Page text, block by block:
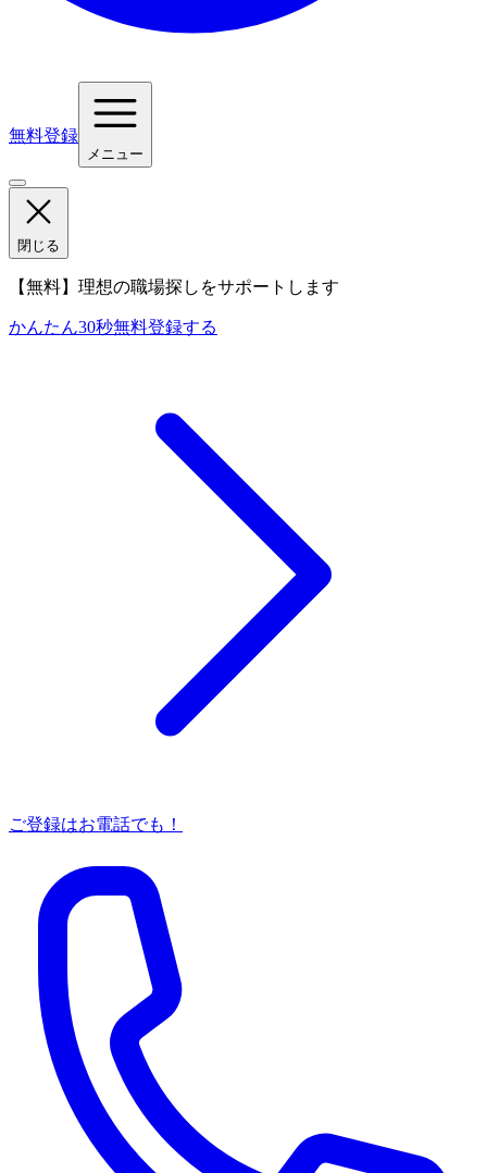
無料登録
メニュー
閉じる
【無料】理想の職場探しをサポートします
かんたん30秒無料登録する
ご登録はお電話でも！